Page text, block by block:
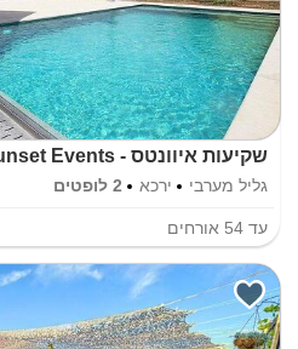
שקיעות איוונטס - Sunset Events
גליל מערבי ירכא 2 לופטים
עד 54 אורחים